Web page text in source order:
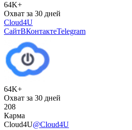
64K+
Охват за 30 дней
Cloud4U
СайтВКонтактеTelegram
64K+
Охват за 30 дней
208
Карма
Cloud4U@Cloud4U